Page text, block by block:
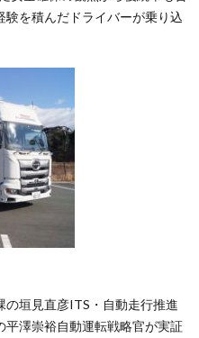
を積んだドライバーが乗り込
垣見直彦ITS・自動走行推進
澤崇裕自動運転戦略官が実証